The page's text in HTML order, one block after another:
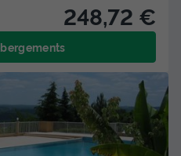
248,72 €